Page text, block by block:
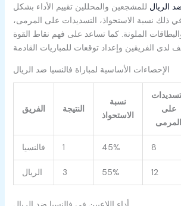
الريال للمشجعين والمحللين تقييم الأداء بشكل
ذلك نسبة الاستحواذ، التسديدات على المرمى،
الملونة. كما تساعد على فهم نقاط القوة
الإحصاءات الأساسية لمباراة فالنسيا ضد الريال
الفريق النتيجة
نسبة
الاستحواذ
على
المرمى
فالنسيا 1 45% 8
الريال 3 55% 12